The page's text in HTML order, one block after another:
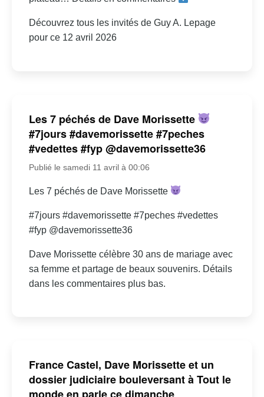
Découvrez tous les invités de Guy A. Lepage
pour ce 12 avril 2026
Les 7 péchés de Dave Morissette
#7jours #davemorissette #7peches
#vedettes #fyp @davemorissette36
Publié le samedi 11 avril à 00:06
Les 7 péchés de Dave Morissette
#7jours #davemorissette #7peches #vedettes
#fyp @davemorissette36
Dave Morissette célèbre 30 ans de mariage avec
sa femme et partage de beaux souvenirs. Détails
dans les commentaires plus bas.
France Castel, Dave Morissette et un
dossier judiciaire bouleversant à Tout le